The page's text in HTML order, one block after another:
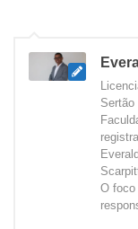
O foco